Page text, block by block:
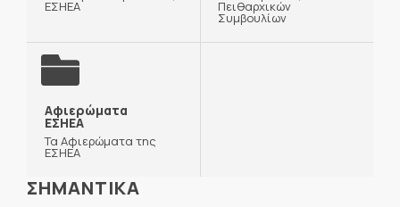
ΕΣΗΕΑ Πειθαρχικών
Συμβουλίων
Αφιερώματα
ΕΣΗΕΑ
Τα Αφιερώματα της
ΕΣΗΕΑ
ΣΗΜΑΝΤΙΚΑ